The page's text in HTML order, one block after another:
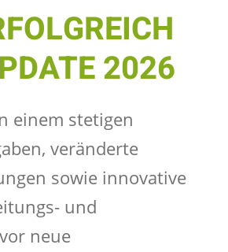
2026
einem stetigen
veränderte
sowie innovative
und
neue